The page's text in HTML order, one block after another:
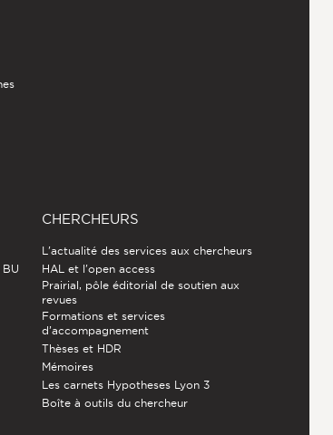
CHERCHEURS
L'actualité des services aux chercheurs
HAL et l'open access
Prairial, pôle éditorial de soutien aux
revues
Formations et services
d’accompagnement
Thèses et HDR
Mémoires
Les carnets Hypotheses Lyon 3
Boîte à outils du chercheur